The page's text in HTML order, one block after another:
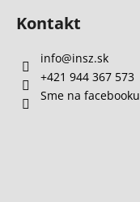
Kontakt
info@insz.sk
+421 944 367 573
Sme na facebooku